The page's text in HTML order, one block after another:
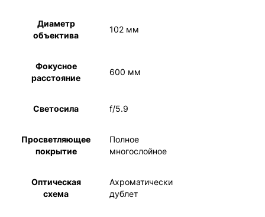
Диаметр
объектива
102 мм
Фокусное
расстояние
600 мм
Светосила f/5.9
Просветляющее
покрытие
Полное
многослойное
Оптическая
схема
Ахроматический
дублет